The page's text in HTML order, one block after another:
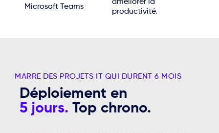
améliorer la
productivité.
Microsoft Teams
MARRE DES PROJETS IT QUI DURENT 6 MOIS
Déploiement en
5 jours. Top chrono.